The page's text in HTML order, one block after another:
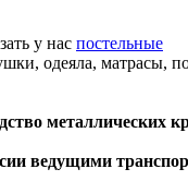
у нас постельные
одеяла, матрасы,
металлических
ведущими